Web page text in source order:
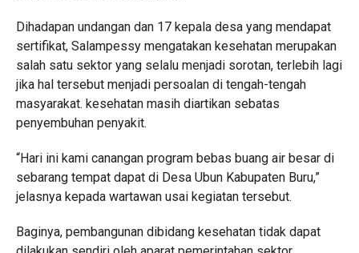
Dihadapan undangan dan 17 kepala desa yang mendapat
sertifikat, Salampessy mengatakan kesehatan merupakan
salah satu sektor yang selalu menjadi sorotan, terlebih lagi
jika hal tersebut menjadi persoalan di tengah-tengah
masyarakat. kesehatan masih diartikan sebatas
penyembuhan penyakit.
“Hari ini kami canangan program bebas buang air besar di
sebarang tempat dapat di Desa Ubun Kabupaten Buru,”
jelasnya kepada wartawan usai kegiatan tersebut.
Baginya, pembangunan dibidang kesehatan tidak dapat